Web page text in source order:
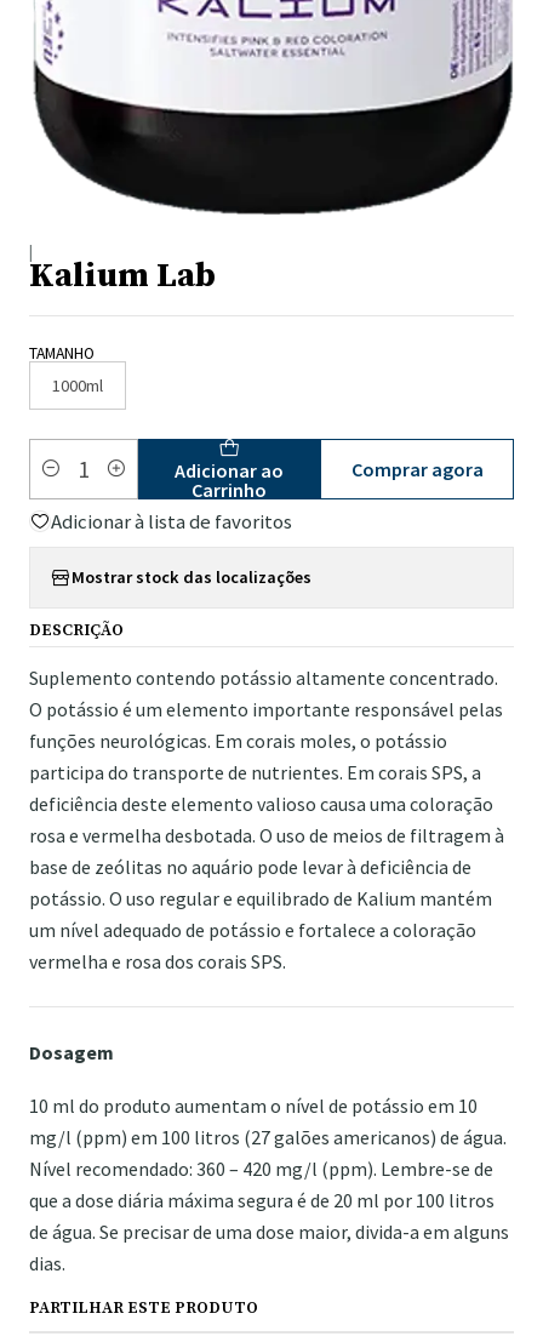
|
Kalium Lab
TAMANHO
1000ml
Quantidade
Adicionar ao
Carrinho
Comprar agora
Adicionar à lista de favoritos
Mostrar stock das localizações
DESCRIÇÃO
Suplemento contendo potássio altamente concentrado.
O potássio é um elemento importante responsável pelas
funções neurológicas. Em corais moles, o potássio
participa do transporte de nutrientes. Em corais SPS, a
deficiência deste elemento valioso causa uma coloração
rosa e vermelha desbotada. O uso de meios de filtragem à
base de zeólitas no aquário pode levar à deficiência de
potássio. O uso regular e equilibrado de Kalium mantém
um nível adequado de potássio e fortalece a coloração
vermelha e rosa dos corais SPS.
Dosagem
10 ml do produto aumentam o nível de potássio em 10
mg/l (ppm) em 100 litros (27 galões americanos) de água.
Nível recomendado: 360 – 420 mg/l (ppm). Lembre-se de
que a dose diária máxima segura é de 20 ml por 100 litros
de água. Se precisar de uma dose maior, divida-a em alguns
dias.
PARTILHAR ESTE PRODUTO